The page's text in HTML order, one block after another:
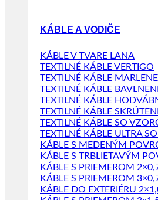
KÁBLE A VODIČE
KÁBLE V TVARE LANA
TEXTILNÉ KÁBLE VERTIGO
TEXTILNÉ KÁBLE MARLENE
TEXTILNÉ KÁBLE
TEXTILNÉ KÁBLE
TEXTILNÉ KÁBLE
TEXTILNÉ KÁBLE SO
TEXTILNÉ KÁBLE ULTRA
KÁBLE S MEDENÝM
KÁBLE S TRBLIETAVÝM
KÁBLE S PRIEMEROM
KÁBLE S PRIEMEROM
KÁBLE DO EXTERIÉRU